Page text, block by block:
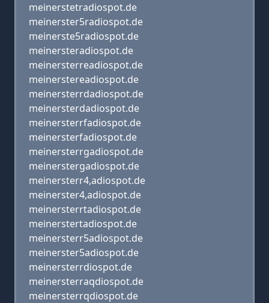
meinerstetradiospot.de
meinerster5radiospot.de
meinerste5radiospot.de
meinersteradiospot.de
meinersterreadiospot.de
meinerstereadiospot.de
meinersterrdadiospot.de
meinersterdadiospot.de
meinersterrfadiospot.de
meinersterfadiospot.de
meinersterrgadiospot.de
meinerstergadiospot.de
meinersterr4,adiospot.de
meinerster4,adiospot.de
meinersterrtadiospot.de
meinerstertadiospot.de
meinersterr5adiospot.de
meinerster5adiospot.de
meinersterrdiospot.de
meinersterraqdiospot.de
meinersterrqdiospot.de